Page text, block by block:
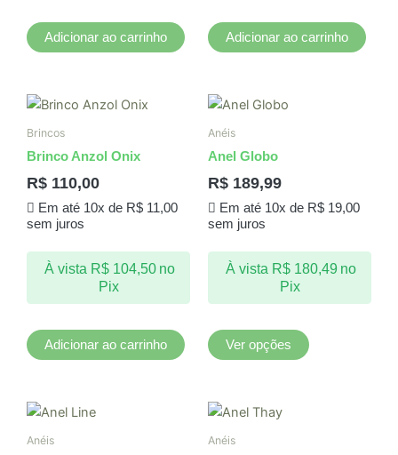
Adicionar ao carrinho Adicionar ao carrinho
Brincos
Brinco Anzol Onix
R$ 110,00
Em até 10x de R$11,00
sem juros
À vista R$104,50 no
Pix
Adicionar ao carrinho
Anéis
Anel Globo
R$ 189,99
Em até 10x de R$19,00
sem juros
À vista R$180,49 no
Pix
Ver opções
As
podem
ser
página
Anéis Anéis